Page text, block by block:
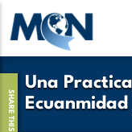
Pasar
contenido
principal
Una
SHARE THIS